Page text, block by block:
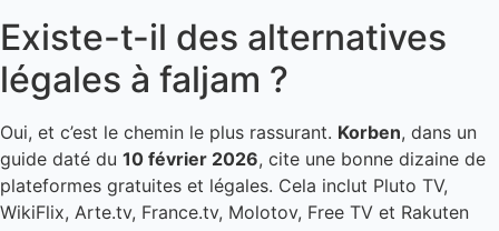
Existe-t-il des alternatives
légales à faljam ?
Oui, et c’est le chemin le plus rassurant. Korben, dans un
guide daté du 10 février 2026, cite une bonne dizaine de
plateformes gratuites et légales. Cela inclut Pluto TV,
WikiFlix, Arte.tv, France.tv, Molotov, Free TV et Rakuten